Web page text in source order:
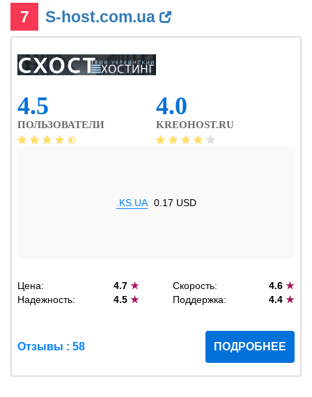
7 S-host.com.ua
4.5
ПОЛЬЗОВАТЕЛИ
4.0
KREOHOST.RU
.KS.UA 0.17 USD
Цена: 4.7★ Скорость: 4.6 ★
Надежность:
4.5★ Поддержка: 4.4 ★
Отзывы : 58 ПОДРОБНЕЕ